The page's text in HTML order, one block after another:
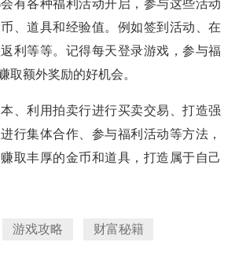
有各种福利活动开启，参与这些活动
、道具和经验值。例如签到活动、在
利等等。记得每天登录游戏，参与福
取额外奖励的好机会。
、利用拍卖行进行买卖交易、打造强
行集体合作、参与福利活动等方法，
取丰厚的金币和道具，打造属于自己
游戏攻略 财富秘籍